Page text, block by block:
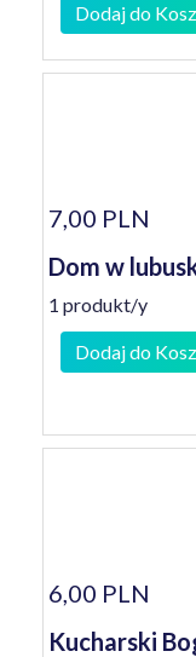
Dodaj do
7,00 PLN
Dom w
1 produkt/y
Dodaj do
6,00 PLN
Kucharski